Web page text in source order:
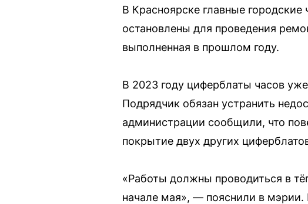
В Красноярске главные
остановлены для проведения
выполненная в прошлом году.
В 2023 году циферблаты часов
Подрядчик обязан устранить
администрации сообщили, что
покрытие двух других
«Работы должны проводиться в
начале мая», — пояснили в мэрии.